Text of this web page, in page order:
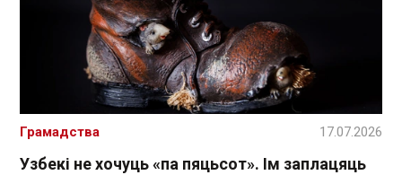
Узбекі не хочуць «па пяцьсот». Ім заплацяць
Грамадства 17.07.2026